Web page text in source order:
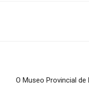
O Museo Provincial